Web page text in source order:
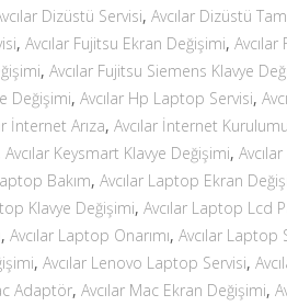
Dizüstü Servisi, Avcılar Dizüstü
, Avcılar Fujitsu Ekran Değişimi,
, Avcılar Fujitsu Siemens Klavye
Değişimi, Avcılar Hp Laptop Servisi,
İnternet Arıza, Avcılar İnternet Kurulumu
Avcılar Keysmart Klavye Değişimi,
Bakım, Avcılar Laptop Ekran
Klavye Değişimi, Avcılar Laptop Lcd
, Avcılar Laptop Onarımı, Avcılar Laptop
, Avcılar Lenovo Laptop Servisi,
Adaptör, Avcılar Mac Ekran Değişimi,